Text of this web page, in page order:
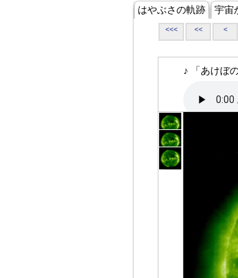
はやぶさの軌跡 宇宙
<<< << <
♪ 「あけぼの